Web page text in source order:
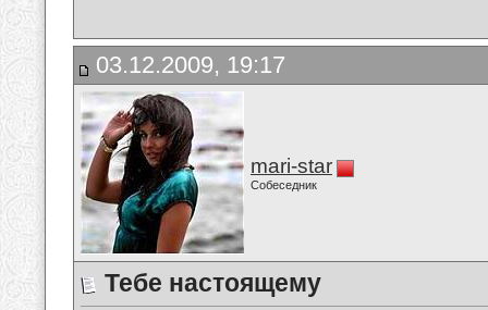
03.12.2009, 19:17
mari-star
Собеседник
Тебе настоящему